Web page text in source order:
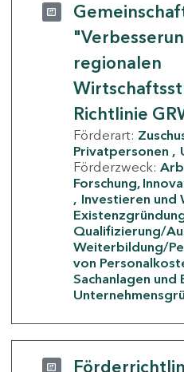
regionalen
Richtlinie
Förderart:
Privatpersonen
Förderzweck:
Forschung,
Investieren und
Qualifizierung/
Weiterbildung/
von
Sachanlagen und